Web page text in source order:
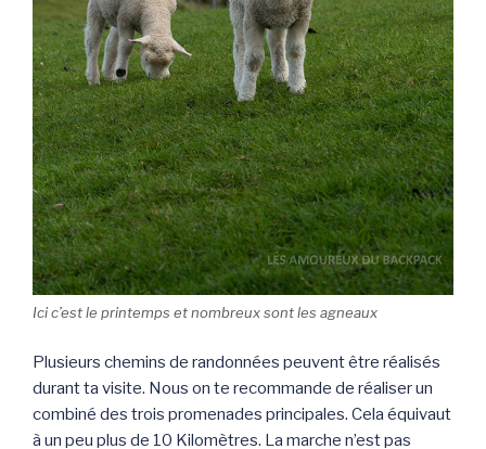
Ici c’est le printemps et nombreux sont les agneaux
Plusieurs chemins de randonnées peuvent être réalisés
durant ta visite. Nous on te recommande de réaliser un
combiné des trois promenades principales. Cela équivaut
à un peu plus de 10 Kilomètres. La marche n’est pas